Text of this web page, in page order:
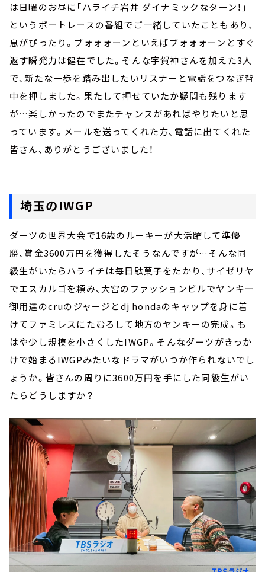
は日曜のお昼に「ハライチ岩井 ダイナミックなターン！」
というボートレースの番組でご一緒していたこともあり、
息がぴったり。ブォォォーンといえばブォォォーンとすぐ
返す瞬発力は健在でした。そんな宇賀神さんを加えた3人
で、新たな一歩を踏み出したいリスナーと電話をつなぎ背
中を押しました。果たして押せていたか疑問も残ります
が…楽しかったのでまたチャンスがあればやりたいと思
っています。メールを送ってくれた方、電話に出てくれた
皆さん、ありがとうございました！
埼玉のIWGP
ダーツの世界大会で16歳のルーキーが大活躍して準優
勝、賞金3600万円を獲得したそうなんですが…そんな同
級生がいたらハライチは毎日駄菓子をたかり、サイゼリヤ
でエスカルゴを頼み、大宮のファッションビルでヤンキー
御用達のcruのジャージとdj hondaのキャップを身に着
けてファミレスにたむろして地方のヤンキーの完成。も
はや少し規模を小さくしたIWGP。そんなダーツがきっか
けで始まるIWGPみたいなドラマがいつか作られないでし
ょうか。皆さんの周りに3600万円を手にした同級生がい
たらどうしますか？